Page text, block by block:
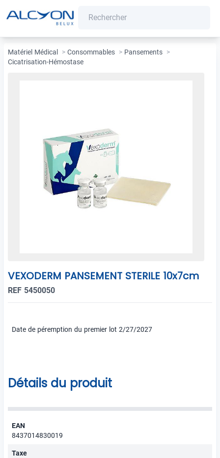
Matériel Médical > Consommables > Pansements >
Cicatrisation-Hémostase
VEXODERM PANSEMENT STERILE 10x7cm
REF 5450050
Date de péremption du premier lot 2/27/2027
Détails du produit
EAN
8437014830019
Taxe